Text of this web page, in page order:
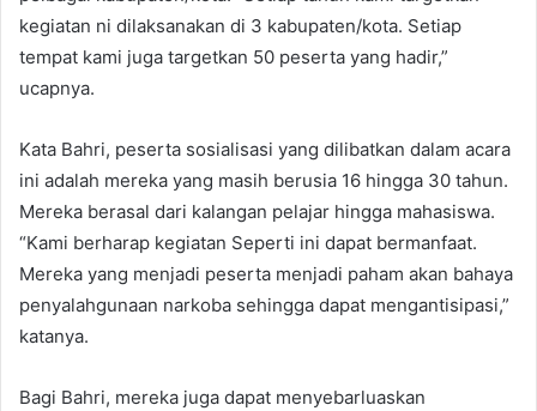
kegiatan ni dilaksanakan di 3 kabupaten/kota. Setiap
tempat kami juga targetkan 50 peserta yang hadir,”
ucapnya.
Kata Bahri, peserta sosialisasi yang dilibatkan dalam acara
ini adalah mereka yang masih berusia 16 hingga 30 tahun.
Mereka berasal dari kalangan pelajar hingga mahasiswa.
“Kami berharap kegiatan Seperti ini dapat bermanfaat.
Mereka yang menjadi peserta menjadi paham akan bahaya
penyalahgunaan narkoba sehingga dapat mengantisipasi,”
katanya.
Bagi Bahri, mereka juga dapat menyebarluaskan